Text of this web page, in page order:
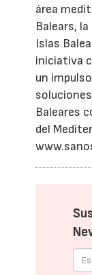
área
Balears,
Islas
iniciativa
un
Baleares
del